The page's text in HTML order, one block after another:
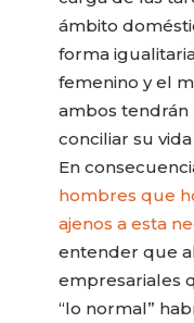
ámbito
forma
femenino y el
ambos tendrán
conciliar su
En
hombres que
ajenos a esta
entender que
empresariales
“lo normal”